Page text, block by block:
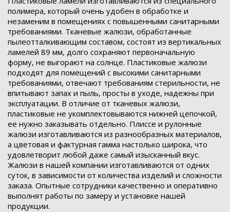
полимера, который очень удобен в обработке и
незаменим в помещениях с повышенными санитарными
требованиями. Тканевые жалюзи, обработанные
пылеотталкивающим составом, состоят из вертикальных
ламелей 89 мм, долго сохраняют первоначальную
форму, не выгорают на солнце. Пластиковые жалюзи
подходят для помещений с высокими санитарными
требованиями, отвечают требованиям стерильности, не
впитывают запах и пыль, просты в уходе, надежны при
эксплуатации. В отличие от тканевых жалюзи,
пластиковые не укомплектовываются нижней цепочкой,
ее нужно заказывать отдельно. Плиссе и рулонные
жалюзи изготавливаются из разнообразных материалов,
а цветовая и фактурная гамма настолько широка, что
удовлетворит любой даже самый изысканный вкус.
Жалюзи в нашей компании изготавливаются от одних
суток, в зависимости от количества изделий и сложности
заказа. Опытные сотрудники качественно и оперативно
выполнят работы по замеру и установке нашей
продукции.